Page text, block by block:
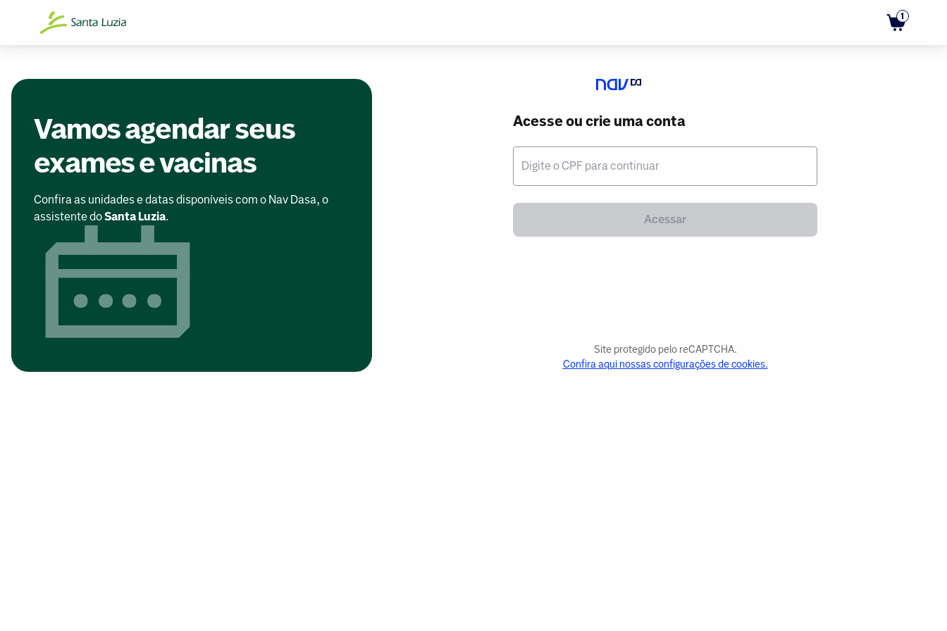
1
Vamos agendar seus
exames e vacinas
Confira as unidades e datas disponíveis com o Nav Dasa, o
assistente doSanta Luzia.
Acesse ou crie uma conta
Digite o CPF para continuar
Acessar
Site protegido pelo reCAPTCHA.
Confira aqui nossas configurações de cookies.